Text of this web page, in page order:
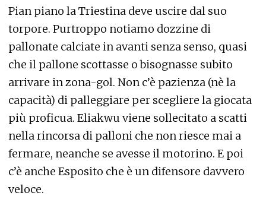
Pian piano la Triestina deve uscire dal suo
torpore. Purtroppo notiamo dozzine di
pallonate calciate in avanti senza senso, quasi
che il pallone scottasse o bisognasse subito
arrivare in zona-gol. Non c’è pazienza (nè la
capacità) di palleggiare per scegliere la giocata
più proficua. Eliakwu viene sollecitato a scatti
nella rincorsa di palloni che non riesce mai a
fermare, neanche se avesse il motorino. E poi
c’è anche Esposito che è un difensore davvero
veloce.